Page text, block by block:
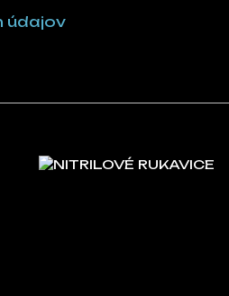
údajov
NITRILOVÉ RUKAVICE